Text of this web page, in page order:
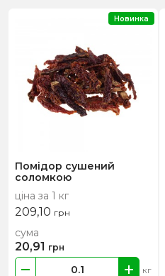
Помідор сушений
соломкою
ціна за 1 кг
209,10 грн
кг
сума
20,91 грн
Новинка